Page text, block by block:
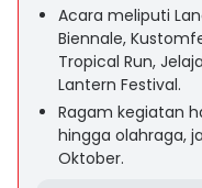
Acara meliputi
Biennale,
Tropical Run,
Lantern Festival.
Ragam kegiatan
hingga olahraga,
Oktober.